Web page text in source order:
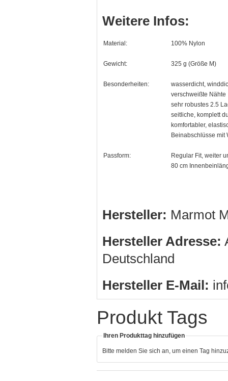
Weitere Infos:
Material: 100% Nylon
Gewicht: 325 g (Größe M)
Besonderheiten:
wasserdicht,
verschweißte Nähte
sehr robustes 2.5
seitliche, komplett
komfortabler,
Beinabschlüsse mit
Passform:
Regular Fit, weiter
80 cm
Hersteller: Marmot
Hersteller Adresse:
Deutschland
Hersteller E-Mail:
Produkt Tags
Ihren Produkttag hinzufügen
Bitte melden Sie sich an, um einen Tag